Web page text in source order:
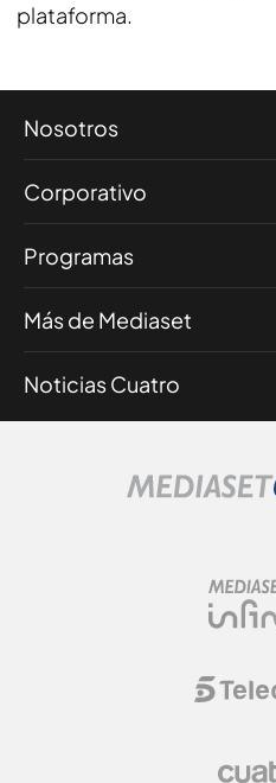
plataforma.
Nosotros
Corporativo
Programas
Más de Mediaset
Noticias Cuatro